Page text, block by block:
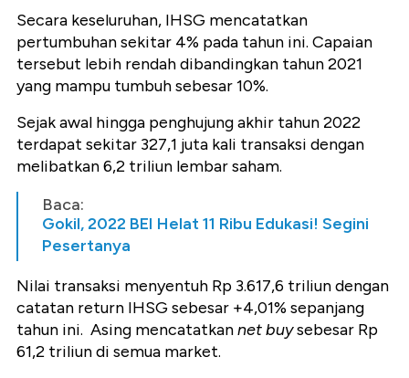
Secara keseluruhan, IHSG mencatatkan
pertumbuhan sekitar 4% pada tahun ini. Capaian
tersebut lebih rendah dibandingkan tahun 2021
yang mampu tumbuh sebesar 10%.
Sejak awal hingga penghujung akhir tahun 2022
terdapat sekitar 327,1 juta kali transaksi dengan
melibatkan 6,2 triliun lembar saham.
Baca:
Gokil, 2022 BEI Helat 11 Ribu Edukasi! Segini
Pesertanya
Nilai transaksi menyentuh Rp 3.617,6 triliun dengan
catatan return IHSG sebesar +4,01% sepanjang
tahun ini. Asing mencatatkannet buysebesar Rp
61,2 triliun di semua market.